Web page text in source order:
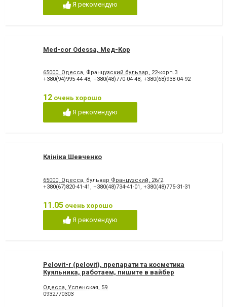
Я рекомендую
Med-cor Odessa, Мед-Кор
65000, Одесса, ​Французский бульвар, 22-корп.3
+380(94)995-44-48, +380(48)770-04-48, +380(68)938-04-92
12 очень хорошо
Я рекомендую
Клініка Шевченко
65000, Одесса, бульвар Французский, 26/2
+380(67)820-41-41
+380(48)734-41-01 +380(48)775-31-31
11.05 очень хорошо
Я рекомендую
Pelovit-r (pelovit), препарати та косметика
Куяльника, работаем, пишите в вайбер
Одесса, Успенская, 59
0932770303